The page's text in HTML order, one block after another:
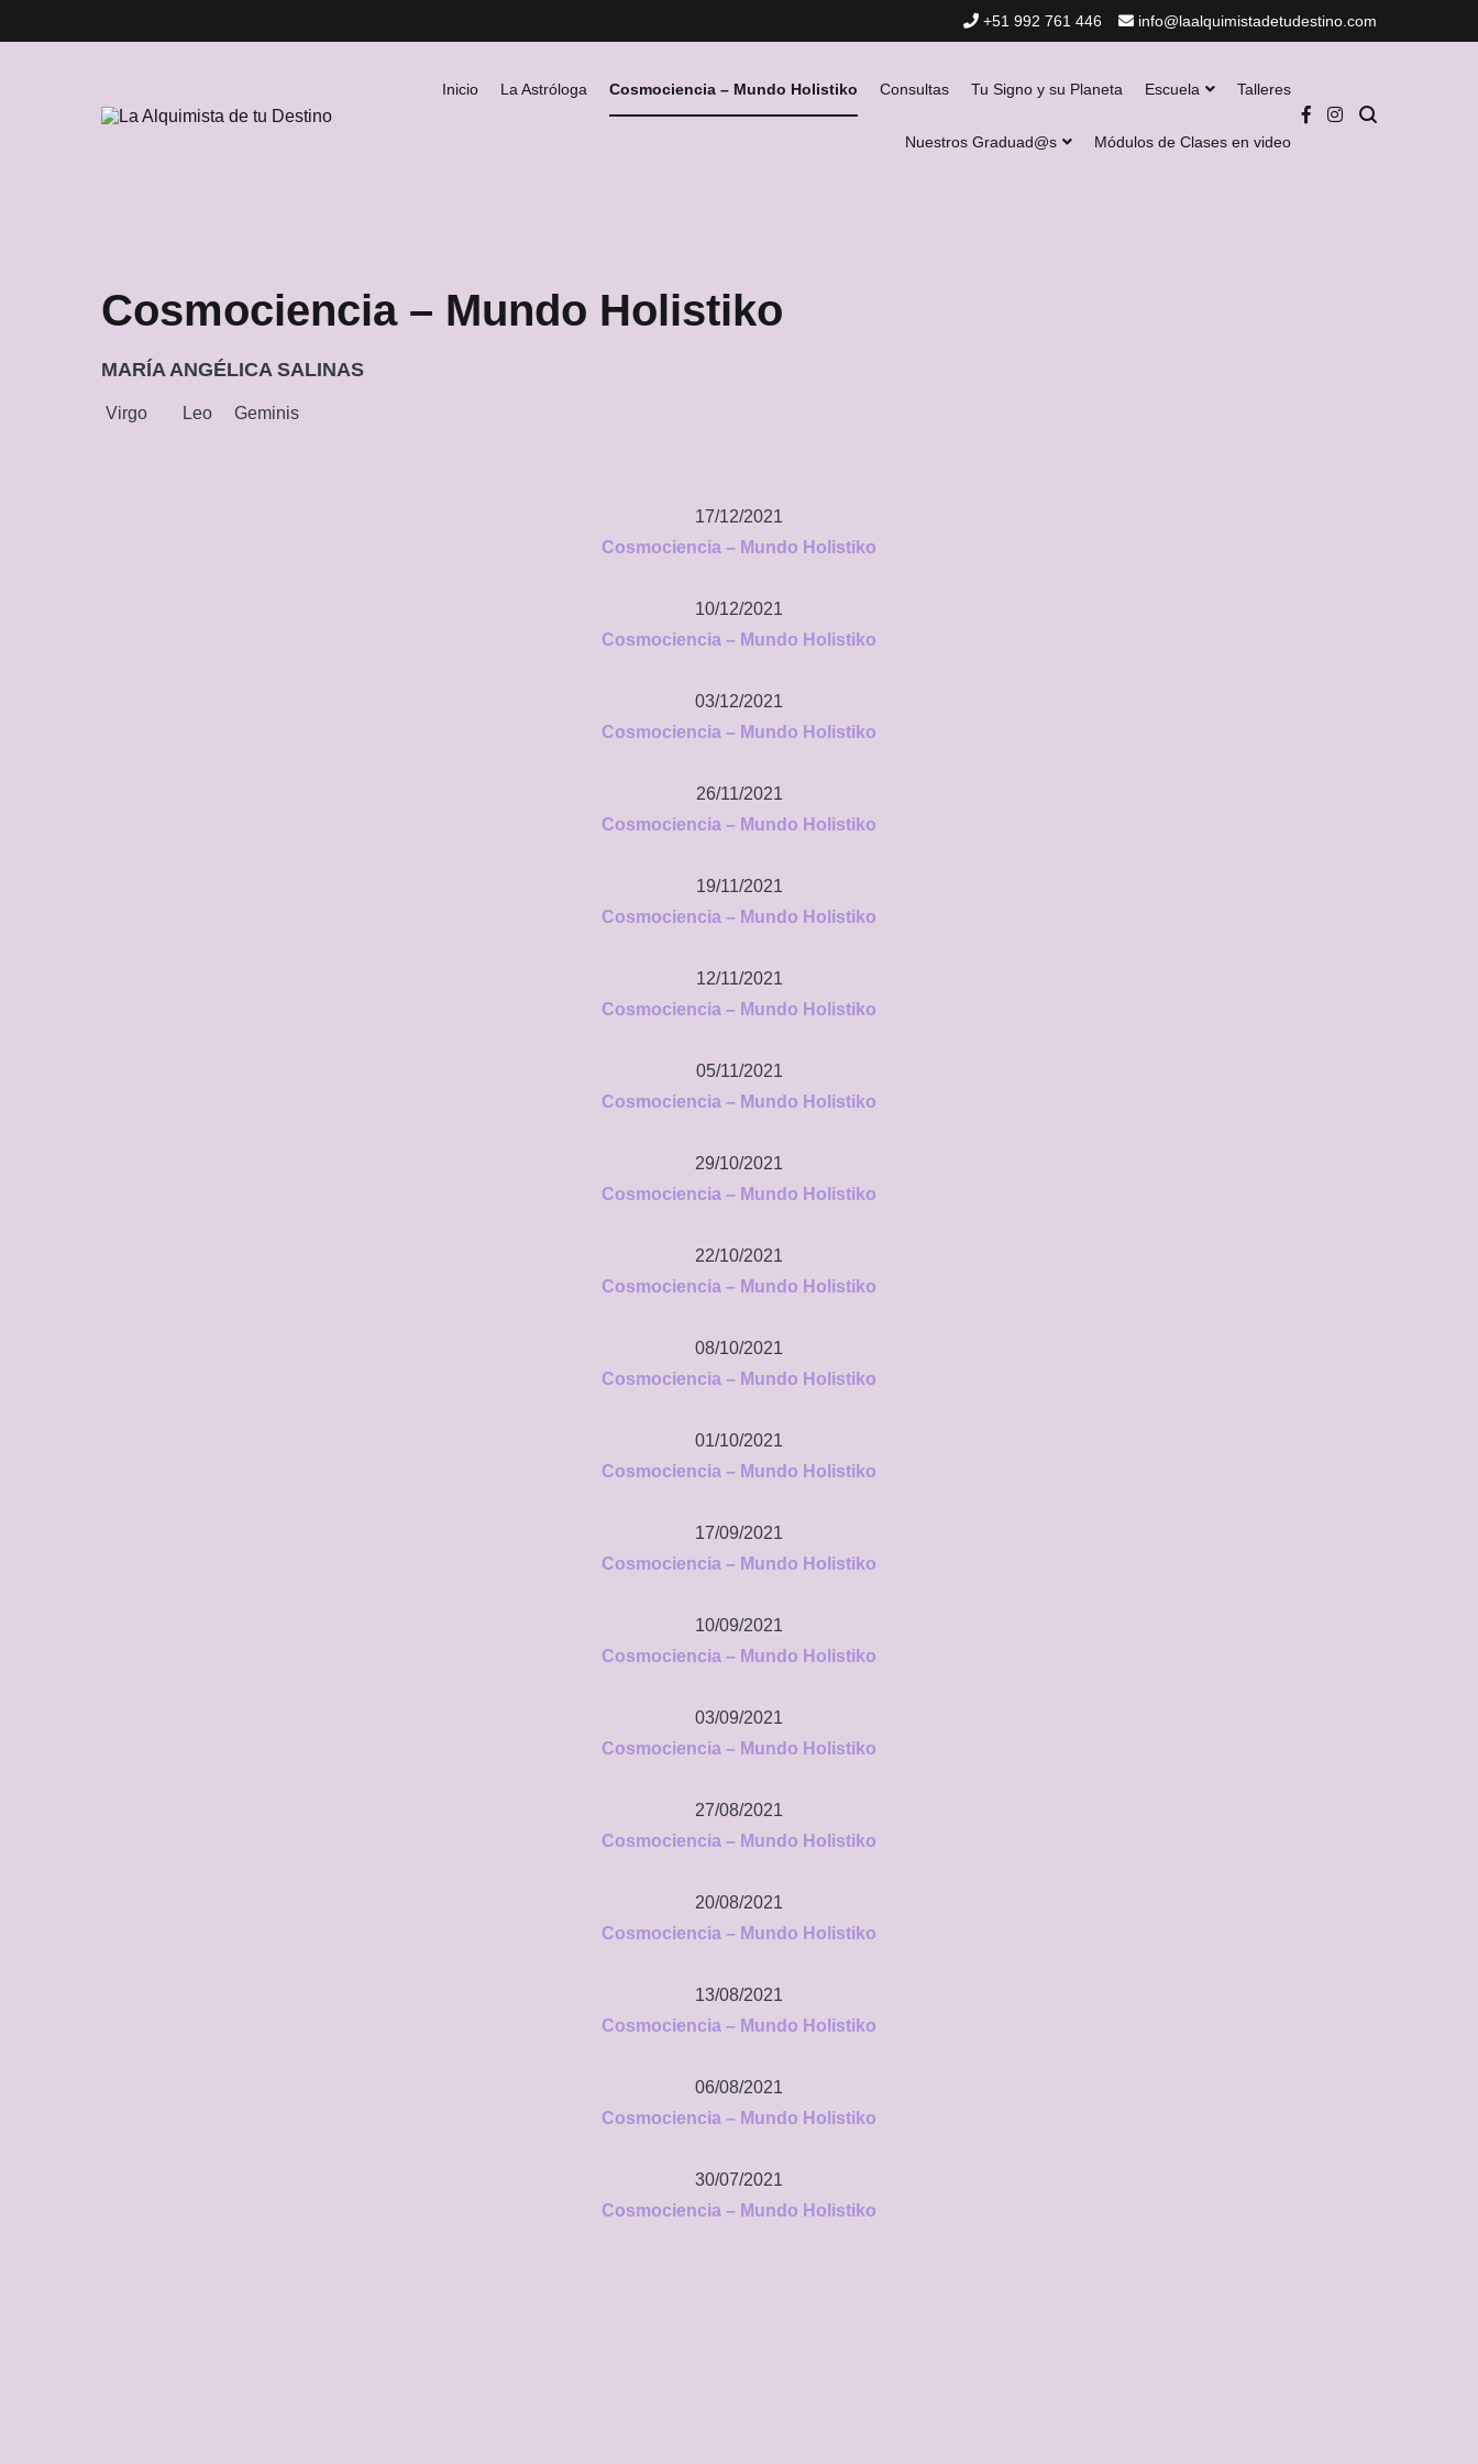
content
+51 992 761 446 info@laalquimistadetudestino.com
Inicio La Astróloga Cosmociencia – Mundo Holistiko Consultas Tu Signo y su Planeta Escuela Talleres
Nuestros Graduad@s Módulos de Clases en video
Cosmociencia – Mundo Holistiko
MARÍA ANGÉLICA SALINAS
Virgo Leo Geminis
17/12/2021
Cosmociencia – Mundo Holistiko
10/12/2021
Cosmociencia – Mundo Holistiko
03/12/2021
Cosmociencia – Mundo Holistiko
26/11/2021
Cosmociencia – Mundo Holistiko
19/11/2021
Cosmociencia – Mundo Holistiko
12/11/2021
Cosmociencia – Mundo Holistiko
05/11/2021
Cosmociencia – Mundo Holistiko
29/10/2021
Cosmociencia – Mundo Holistiko
22/10/2021
Cosmociencia – Mundo Holistiko
08/10/2021
Cosmociencia – Mundo Holistiko
01/10/2021
Cosmociencia – Mundo Holistiko
17/09/2021
Cosmociencia – Mundo Holistiko
10/09/2021
Cosmociencia – Mundo Holistiko
03/09/2021
Cosmociencia – Mundo Holistiko
27/08/2021
Cosmociencia – Mundo Holistiko
20/08/2021
Cosmociencia – Mundo Holistiko
13/08/2021
Cosmociencia – Mundo Holistiko
06/08/2021
Cosmociencia – Mundo Holistiko
30/07/2021
Cosmociencia – Mundo Holistiko